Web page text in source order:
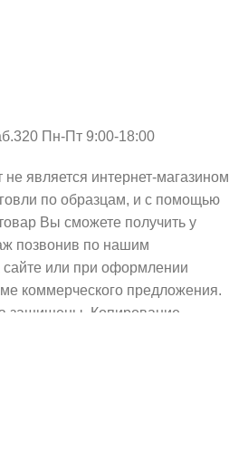
Пн-Пт 9:00-18:00
является интернет-магазином
по образцам, и с помощью
Вы сможете получить у
позвонив по нашим
или при оформлении
коммерческого предложения.
защищены. Копирование